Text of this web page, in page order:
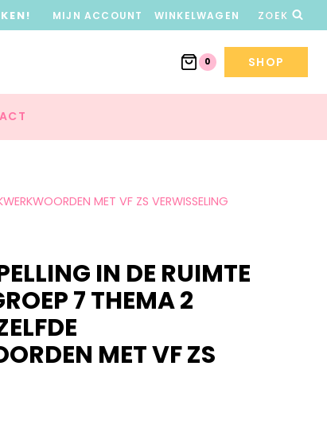
MIJN ACCOUNT WINKELWAGEN ZOEK
0 SHOP
MET VF ZS VERWISSELING
IN DE RUIMTE
7 THEMA 2
MET VF ZS